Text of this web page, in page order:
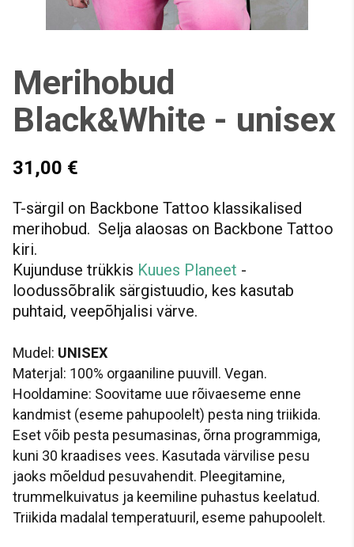
Merihobud
Black&White - unisex
31,00 €
T-särgil on Backbone Tattoo klassikalised
merihobud. Selja alaosas on Backbone Tattoo
kiri.
Kujunduse trükkis Kuues Planeet -
loodussõbralik särgistuudio, kes kasutab
puhtaid, veepõhjalisi värve.
Mudel: UNISEX
Materjal: 100% orgaaniline puuvill. Vegan.
Hooldamine: Soovitame uue rõivaeseme enne
kandmist (eseme pahupoolelt) pesta ning triikida.
Eset võib pesta pesumasinas, õrna programmiga,
kuni 30 kraadises vees. Kasutada värvilise pesu
jaoks mõeldud pesuvahendit. Pleegitamine,
trummelkuivatus ja keemiline puhastus keelatud.
Triikida madalal temperatuuril, eseme pahupoolelt.